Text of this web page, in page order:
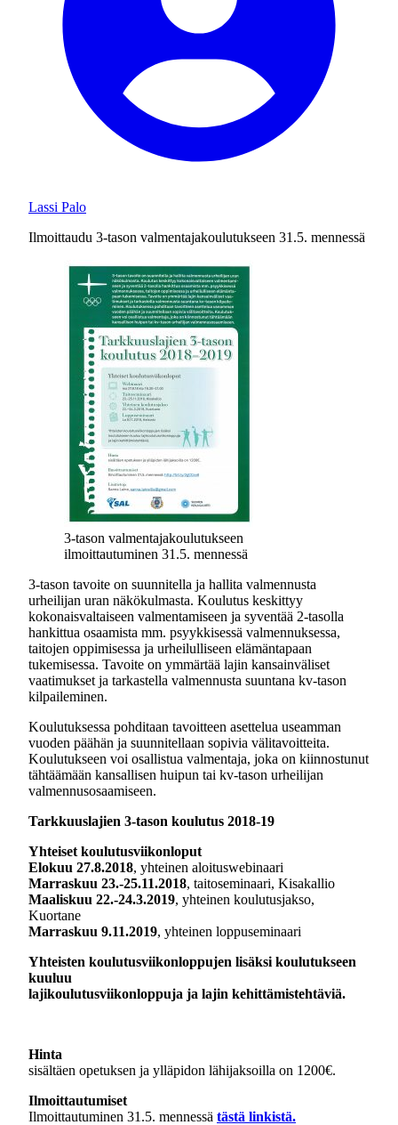
Lassi Palo
Ilmoittaudu 3-tason valmentajakoulutukseen 31.5. mennessä
3-tason valmentajakoulutukseen
ilmoittautuminen 31.5. mennessä
3-tason tavoite on suunnitella ja hallita valmennusta
urheilijan uran näkökulmasta. Koulutus keskittyy
kokonaisvaltaiseen valmentamiseen ja syventää 2-tasolla
hankittua osaamista mm. psyykkisessä valmennuksessa,
taitojen oppimisessa ja urheilulliseen elämäntapaan
tukemisessa. Tavoite on ymmärtää lajin kansainväliset
vaatimukset ja tarkastella valmennusta suuntana kv-tason
kilpaileminen.
Koulutuksessa pohditaan tavoitteen asettelua useamman
vuoden päähän ja suunnitellaan sopivia välitavoitteita.
Koulutukseen voi osallistua valmentaja, joka on kiinnostunut
tähtäämään kansallisen huipun tai kv-tason urheilijan
valmennusosaamiseen.
Tarkkuuslajien 3-tason koulutus 2018-19
Yhteiset koulutusviikonloput
Elokuu 27.8.2018, yhteinen aloituswebinaari
Marraskuu 23.-25.11.2018, taitoseminaari, Kisakallio
Maaliskuu 22.-24.3.2019, yhteinen koulutusjakso,
Kuortane
Marraskuu 9.11.2019, yhteinen loppuseminaari
Yhteisten koulutusviikonloppujen lisäksi koulutukseen
kuuluu
lajikoulutusviikonloppuja ja lajin kehittämistehtäviä.
Hinta
sisältäen opetuksen ja ylläpidon lähijaksoilla on 1200€.
Ilmoittautumiset
Ilmoittautuminen 31.5. mennessä tästä linkistä.